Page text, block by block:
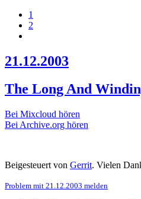
1
2
21.12.2003
The Long And
Bei Mixcloud hören
Bei Archive.org hören
Beigesteuert von Gerrit. Vielen
Problem mit 21.12.2003 melden